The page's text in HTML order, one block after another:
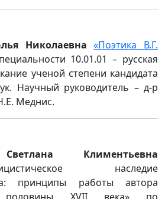
Николаевна «Поэтика В.Г.
10.01.01 – русская
ученой степени кандидата
Научный руководитель – д-р
Меднис.
Климентьевна
наследие
принципы работы автора